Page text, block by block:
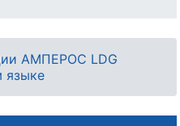
АМПЕРОС LDG
языке